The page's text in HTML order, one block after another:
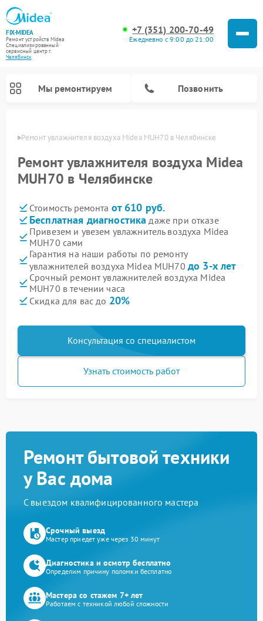
FIX-MIDEA
Ремонт устройств Midea
Специализированный
cервисный центр г.
Челябинск
+7 (351) 200-70-49
Ежедневно с 9:00 до 21:00
Мы ремонтируем Позвонить
Ремонт увлажнителя воздуха Midea MUH70 в Челябинске
Ремонт увлажнителя воздуха Midea
MUH70 в Челябинске
Стоимость ремонта от 610 руб.
Бесплатная диагностика даже при отказе
Привезем и увезем увлажнитель воздуха Midea
MUH70 сами
Гарантия на наши работы по ремонту
увлажнителей воздуха Midea MUH70 до 3-х лет
Срочный ремонт увлажнителей воздуха Midea
MUH70 в течении часа
Скидка для вас до 20%
Консультация со специалистом
Узнать стоимость работ
Ремонт бытовой техники
у Вас дома
С выездом квалифицированного мастера
Срочный выезд
Мастер приедет уже через 30 минут
Диагностика и осмотр бесплатно
Определим причину поломки бесплатно
Мастера со стажем 7+ лет
Работаем с техникой любой сложности